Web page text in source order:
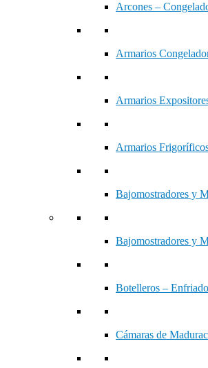
Arcones –
Armarios
Armarios
Armarios
Bajomostradores y
Bajomostradores y
Botelleros –
Cámaras de